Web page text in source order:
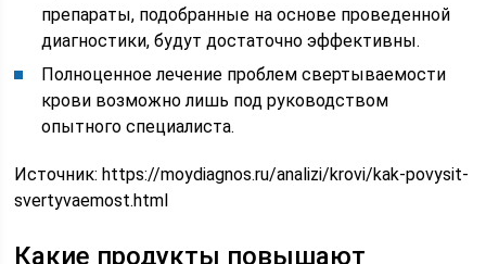
препараты, подобранные на основе проведенной
диагностики, будут достаточно эффективны.
Полноценное лечение проблем свертываемости
крови возможно лишь под руководством
опытного специалиста.
Источник:https://moydiagnos.ru/analizi/krovi/kak-povysit-
svertyvaemost.html
Какие продукты повышают